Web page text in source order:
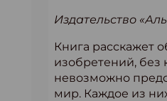
Издательство
Книга расскажет
изобретений, без
невозможно
мир. Каждое из